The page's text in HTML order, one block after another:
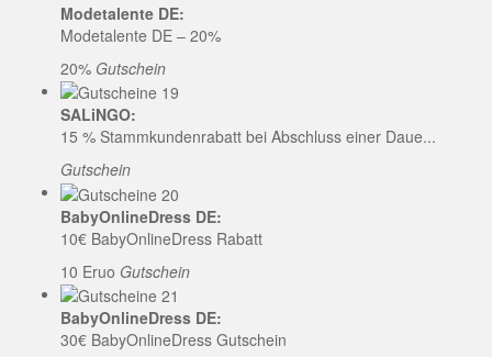
Modetalente DE:
Modetalente DE – 20%
20% Gutschein
SALiNGO:
15 % Stammkundenrabatt bei Abschluss einer Daue...
Gutschein
BabyOnlineDress DE:
10€ BabyOnlineDress Rabatt
10 Eruo Gutschein
BabyOnlineDress DE:
30€ BabyOnlineDress Gutschein